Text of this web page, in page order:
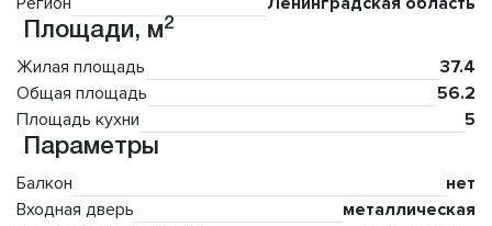
Площади, м2
Жилая площадь
37.4
Общая площадь
56.2
Площадь кухни
5
Параметры
Балкон
нет
Входная дверь
металлическая